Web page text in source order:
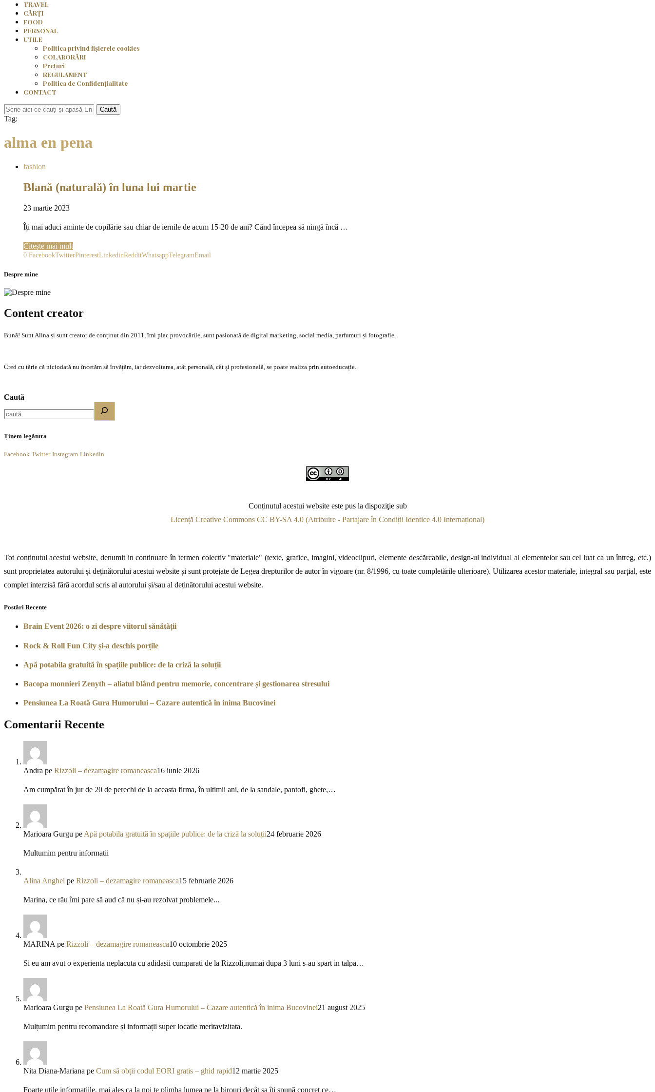
TRAVEL
CĂRȚI
FOOD
PERSONAL
UTILE
Politica privind fișierele cookies
COLABORĂRI
Prețuri
REGULAMENT
Politica de Confidențialitate
CONTACT
Caută
Tag:
alma en pena
fashion
Blană (naturală) în luna lui martie
23 martie 2023
Îți mai aduci aminte de copilărie sau chiar de iernile de acum 15-20 de ani? Când începea să ningă încă …
Citește mai mult
0 FacebookTwitterPinterestLinkedinRedditWhatsappTelegramEmail
Despre mine
Content creator
Bună! Sunt Alina și sunt creator de conținut din 2011, îmi plac provocările, sunt pasionată de digital marketing, social media, parfumuri și fotografie.
Cred cu tărie că niciodată nu încetăm să învățăm, iar dezvoltarea, atât personală, cât și profesională, se poate realiza prin autoeducație.
Caută
Ținem legătura
Facebook Twitter Instagram Linkedin
Conținutul acestui website este pus la dispoziţie sub
Licență Creative Commons CC BY-SA 4.0 (Atribuire - Partajare în Condiții Identice 4.0 Internațional)
Tot conținutul acestui website, denumit in continuare în termen colectiv "materiale" (texte, grafice, imagini, videoclipuri, elemente descărcabile, design-ul individual al elementelor sau cel luat ca un întreg, etc.)
sunt proprietatea autorului și deținătorului acestui website și sunt protejate de Legea drepturilor de autor în vigoare (nr. 8/1996, cu toate completările ulterioare). Utilizarea acestor materiale, integral sau parțial, este
complet interzisă fără acordul scris al autorului și/sau al deținătorului acestui website.
Postări Recente
Brain Event 2026: o zi despre viitorul sănătății
Rock & Roll Fun City și-a deschis porțile
Apă potabila gratuită în spațiile publice: de la criză la soluții
Bacopa monnieri Zenyth – aliatul blând pentru memorie, concentrare și gestionarea stresului
Pensiunea La Roată Gura Humorului – Cazare autentică în inima Bucovinei
Comentarii Recente
Andra pe Rizzoli – dezamagire romaneasca16 iunie 2026
Am cumpărat în jur de 20 de perechi de la aceasta firma, în ultimii ani, de la sandale, pantofi, ghete,…
Marioara Gurgu pe Apă potabila gratuită în spațiile publice: de la criză la soluții24 februarie 2026
Multumim pentru informatii
Alina Anghel pe Rizzoli – dezamagire romaneasca15 februarie 2026
Marina, ce rău îmi pare să aud că nu și-au rezolvat problemele...
MARINA pe Rizzoli – dezamagire romaneasca10 octombrie 2025
Si eu am avut o experienta neplacuta cu adidasii cumparati de la Rizzoli,numai dupa 3 luni s-au spart in talpa…
Marioara Gurgu pe Pensiunea La Roată Gura Humorului – Cazare autentică în inima Bucovinei21 august 2025
Mulțumim pentru recomandare și informații super locatie meritavizitata.
Nita Diana-Mariana pe Cum să obții codul EORI gratis – ghid rapid12 martie 2025
Foarte utile informațiile, mai ales ca la noi te plimba lumea pe la birouri decât sa îți spună concret ce…